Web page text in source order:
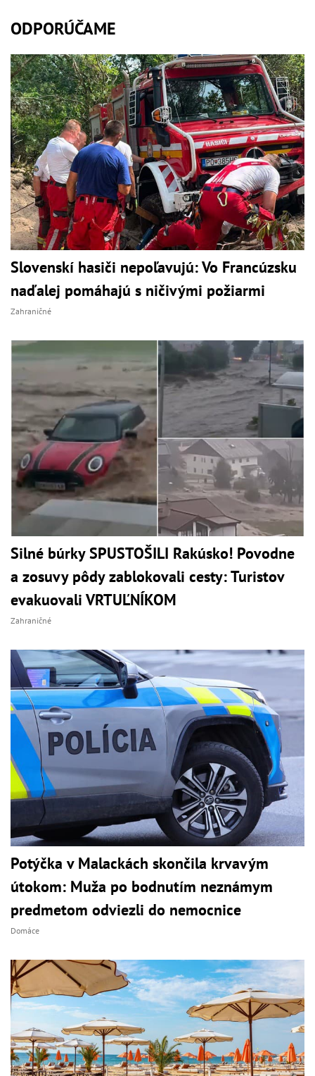
ODPORÚČAME
Slovenskí hasiči nepoľavujú: Vo Francúzsku
naďalej pomáhajú s ničivými požiarmi
Zahraničné
Silné búrky SPUSTOŠILI Rakúsko! Povodne
a zosuvy pôdy zablokovali cesty: Turistov
evakuovali VRTUĽNÍKOM
Zahraničné
Potýčka v Malackách skončila krvavým
útokom: Muža po bodnutím neznámym
predmetom odviezli do nemocnice
Domáce